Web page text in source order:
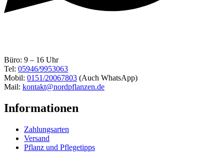
Büro: 9 – 16 Uhr
Tel: 05946/9953063
Mobil: 0151/20067803 (Auch WhatsApp)
Mail: kontakt@nordpflanzen.de
Informationen
Zahlungsarten
Versand
Pflanz und Pflegetipps